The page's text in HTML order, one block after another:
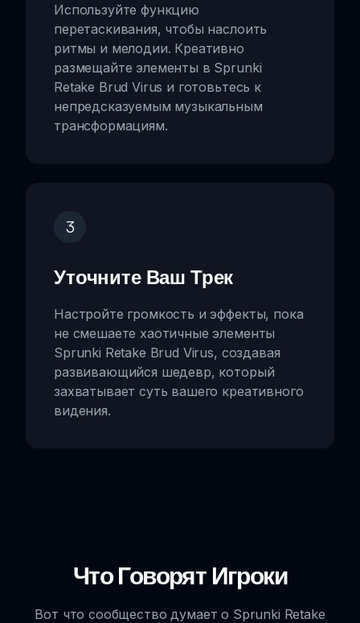
Используйте функцию
перетаскивания, чтобы наслоить
ритмы и мелодии. Креативно
размещайте элементы в Sprunki
Retake Brud Virus и готовьтесь к
непредсказуемым музыкальным
трансформациям.
3
Уточните Ваш Трек
Настройте громкость и эффекты, пока
не смешаете хаотичные элементы
Sprunki Retake Brud Virus, создавая
развивающийся шедевр, который
захватывает суть вашего креативного
видения.
Что Говорят Игроки
Вот что сообщество думает о Sprunki Retake